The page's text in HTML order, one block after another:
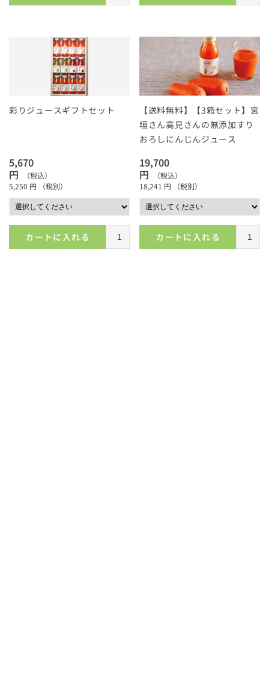
彩りジュースギフトセット
5,670
円
（税込）
5,250 円 （税別）
カートに入れる
【送料無料】【3箱セット】宮
垣さん高見さんの無添加すり
おろしにんじんジュース
19,700
円
（税込）
18,241 円 （税別）
カートに入れる